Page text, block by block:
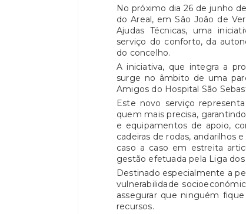
No próximo dia 26 de junho
do Areal, em São João de
Ajudas Técnicas, uma
serviço do conforto, da
do concelho.
A iniciativa, que integra a
surge no âmbito de uma
Amigos do Hospital São
Este novo serviço
quem mais precisa,
e equipamentos de apoio,
cadeiras de rodas, andarilhos
caso a caso em estreita
gestão efetuada pela Liga
Destinado especialmente a
vulnerabilidade
assegurar que ninguém
recursos.